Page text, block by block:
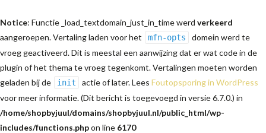
Notice: Functie _load_textdomain_just_in_time werd verkeerd
aangeroepen. Vertaling laden voor het
mfn-opts
domein werd te
vroeg geactiveerd. Dit is meestal een aanwijzing dat er wat code in de
plugin of het thema te vroeg tegenkomt. Vertalingen moeten worden
geladen bij de
init actie of later. Lees Foutopsporing in WordPress
voor meer informatie. (Dit bericht is toegevoegd in versie 6.7.0.) in
/home/shopbyjuul/domains/shopbyjuul.nl/public_html/wp-
includes/functions.phpon line 6170